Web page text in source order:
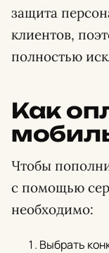
защита
клиентов,
полностью
Как
Чтобы
с помощью
необходимо:
Выбрать